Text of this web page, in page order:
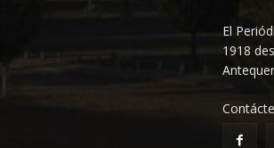
El
1918